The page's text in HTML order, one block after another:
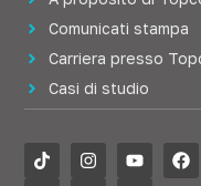
Comunicati stampa
Carriera presso
Casi di studio